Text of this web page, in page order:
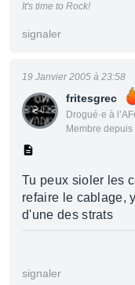
It's time to Rock!
signaler
fritesgrec
Drogué·e à
Membre
19 Janvier 2005 à 23:58
Tu peux sioler les
refaire le cablage,
d'une des strats
signaler